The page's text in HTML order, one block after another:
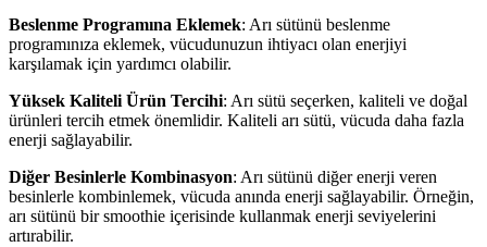
Beslenme Programına Eklemek: Arı sütünü beslenme
programınıza eklemek, vücudunuzun ihtiyacı olan enerjiyi
karşılamak için yardımcı olabilir.
Yüksek Kaliteli Ürün Tercihi: Arı sütü seçerken, kaliteli ve doğal
ürünleri tercih etmek önemlidir. Kaliteli arı sütü, vücuda daha fazla
enerji sağlayabilir.
Diğer Besinlerle Kombinasyon: Arı sütünü diğer enerji veren
besinlerle kombinlemek, vücuda anında enerji sağlayabilir. Örneğin,
arı sütünü bir smoothie içerisinde kullanmak enerji seviyelerini
artırabilir.